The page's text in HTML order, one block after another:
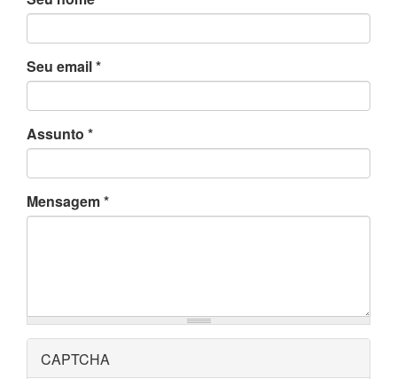
Seu email*
Assunto *
Mensagem*
CAPTCHA